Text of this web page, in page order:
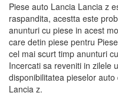
Piese auto Lancia Lancia z
raspandita, acestta este
anunturi cu piese in acest
care detin piese pentru
cel mai scurt timp anunturi
Incercati sa reveniti in zilele
disponibilitatea pieselor
Lancia z.